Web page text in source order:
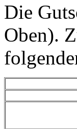
Die
Oben).